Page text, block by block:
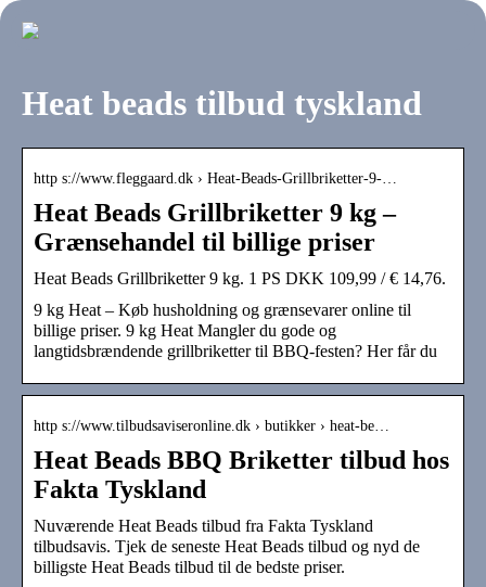
Heat beads tilbud tyskland
http s://www.fleggaard.dk › Heat-Beads-Grillbriketter-9-…
Heat Beads Grillbriketter 9 kg –
Grænsehandel til billige priser
Heat Beads Grillbriketter 9 kg. 1 PS DKK 109,99 / € 14,76.
9 kg Heat – Køb husholdning og grænsevarer online til
billige priser. 9 kg Heat Mangler du gode og
langtidsbrændende grillbriketter til BBQ-festen? Her får du
http s://www.tilbudsaviseronline.dk › butikker › heat-be…
Heat Beads BBQ Briketter tilbud hos
Fakta Tyskland
Nuværende Heat Beads tilbud fra Fakta Tyskland
tilbudsavis. Tjek de seneste Heat Beads tilbud og nyd de
billigste Heat Beads tilbud til de bedste priser.